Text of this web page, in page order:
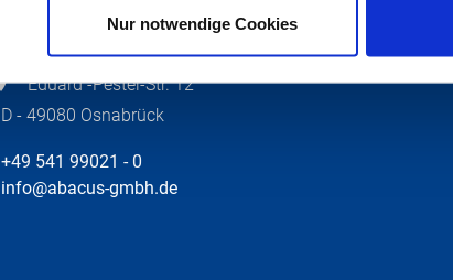
Nur notwendige Cookies
ABACUS MASCHINENBAU GMBH
Eduard -Pestel-Str. 12
D - 49080 Osnabrück
+49 541 99021 - 0
info@abacus-gmbh.de